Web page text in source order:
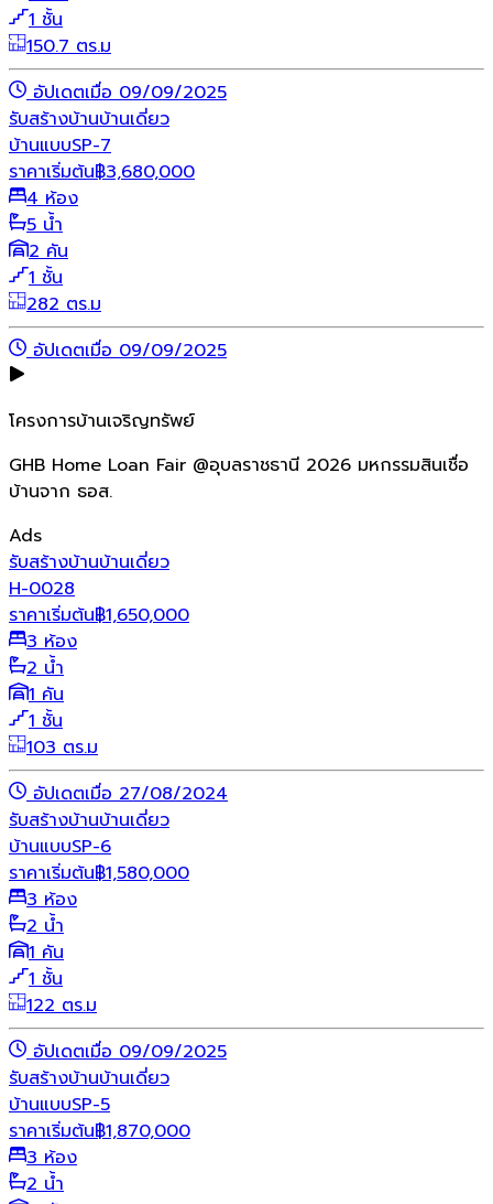
1 ชั้น
150.7 ตร.ม
อัปเดตเมื่อ 09/09/2025
รับสร้างบ้านบ้านเดี่ยว
บ้านแบบSP-7
ราคาเริ่มต้น฿3,680,000
4 ห้อง
5 น้ำ
2 คัน
1 ชั้น
282 ตร.ม
อัปเดตเมื่อ 09/09/2025
โครงการบ้านเจริญทรัพย์
GHB Home Loan Fair @อุบลราชธานี 2026 มหกรรมสินเชื่อ
บ้านจาก ธอส.
Ads
รับสร้างบ้านบ้านเดี่ยว
H-0028
ราคาเริ่มต้น฿1,650,000
3 ห้อง
2 น้ำ
1 คัน
1 ชั้น
103 ตร.ม
อัปเดตเมื่อ 27/08/2024
รับสร้างบ้านบ้านเดี่ยว
บ้านแบบSP-6
ราคาเริ่มต้น฿1,580,000
3 ห้อง
2 น้ำ
1 คัน
1 ชั้น
122 ตร.ม
อัปเดตเมื่อ 09/09/2025
รับสร้างบ้านบ้านเดี่ยว
บ้านแบบSP-5
ราคาเริ่มต้น฿1,870,000
3 ห้อง
2 น้ำ